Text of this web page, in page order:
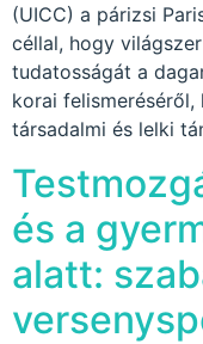
(UICC) a párizsi
céllal, hogy
tudatosságát a
korai
társadalmi és lelki
és a
alatt: